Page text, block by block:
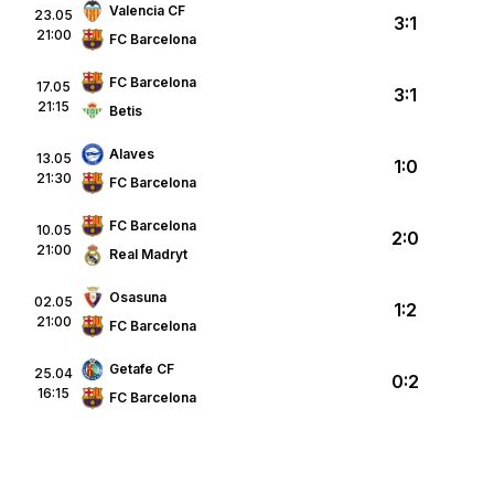
23.05
21:00
Valencia CF
FC Barcelona
3:1
17.05
21:15
FC Barcelona
Betis
3:1
13.05
21:30
Alaves
FC Barcelona
1:0
10.05
21:00
FC Barcelona
Real Madryt
2:0
02.05
21:00
Osasuna
FC Barcelona
1:2
25.04
16:15
Getafe CF
FC Barcelona
0:2